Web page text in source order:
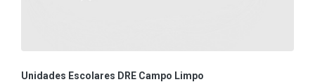
Unidades Escolares DRE Campo Limpo